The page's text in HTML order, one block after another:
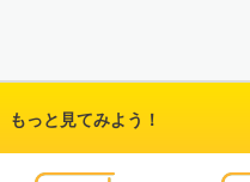
もっと見てみよう！